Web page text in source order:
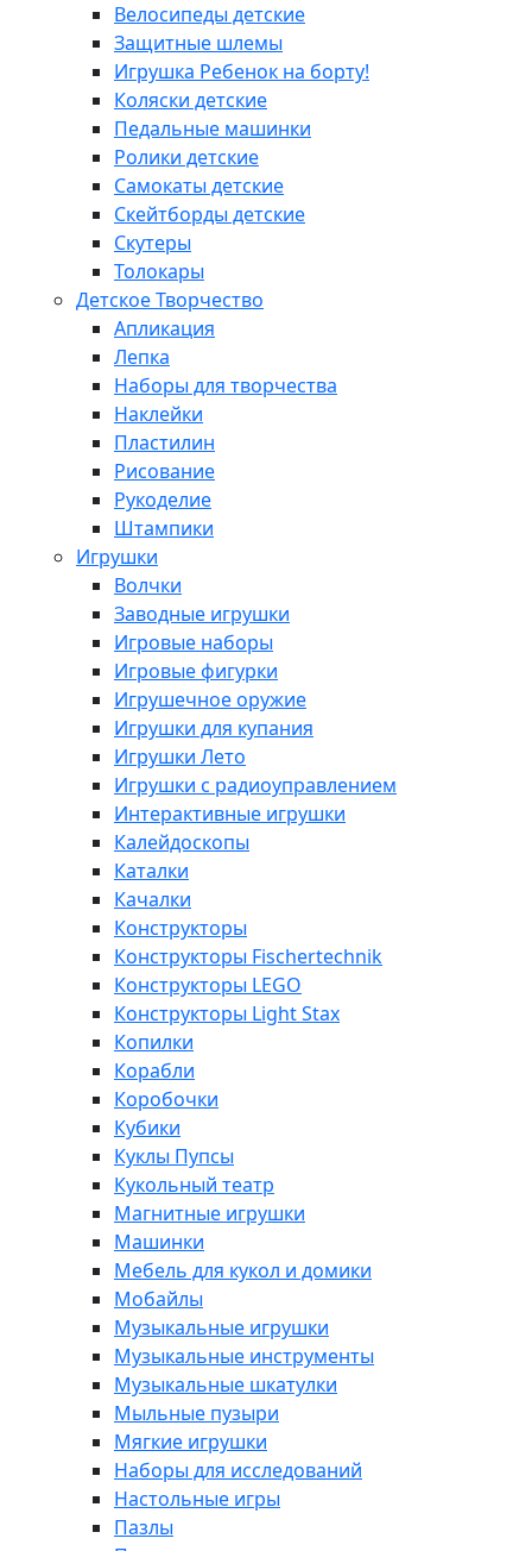
Велосипеды детские
Защитные шлемы
Игрушка Ребенок на борту!
Коляски детские
Педальные машинки
Ролики детские
Самокаты детские
Скейтборды детские
Скутеры
Толокары
Детское Творчество
Апликация
Лепка
Наборы для творчества
Наклейки
Пластилин
Рисование
Рукоделие
Штампики
Игрушки
Волчки
Заводные игрушки
Игровые наборы
Игровые фигурки
Игрушечное оружие
Игрушки для купания
Игрушки Лето
Игрушки с радиоуправлением
Интерактивные игрушки
Калейдоскопы
Каталки
Качалки
Конструкторы
Конструкторы Fisсhertechnik
Конструкторы LEGO
Конструкторы Light Stax
Копилки
Корабли
Коробочки
Кубики
Куклы Пупсы
Кукольный театр
Магнитные игрушки
Машинки
Мебель для кукол и домики
Мобайлы
Музыкальные игрушки
Музыкальные инструменты
Музыкальные шкатулки
Мыльные пузыри
Мягкие игрушки
Наборы для исследований
Настольные игры
Пазлы